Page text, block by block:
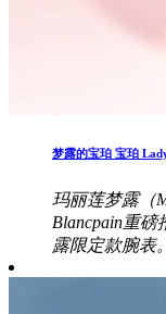
梦露的宝珀 宝珀
玛丽莲梦露（
Blancpain重磅
露限定款腕表